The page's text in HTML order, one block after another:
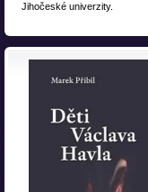
Jihočeské univerzity.